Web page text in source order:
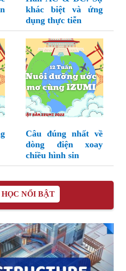
khác biệt và ứng
dụng thực tiễn
Câu đúng nhất về
dòng điện xoay
chiều hình sin
NỔI BẬT